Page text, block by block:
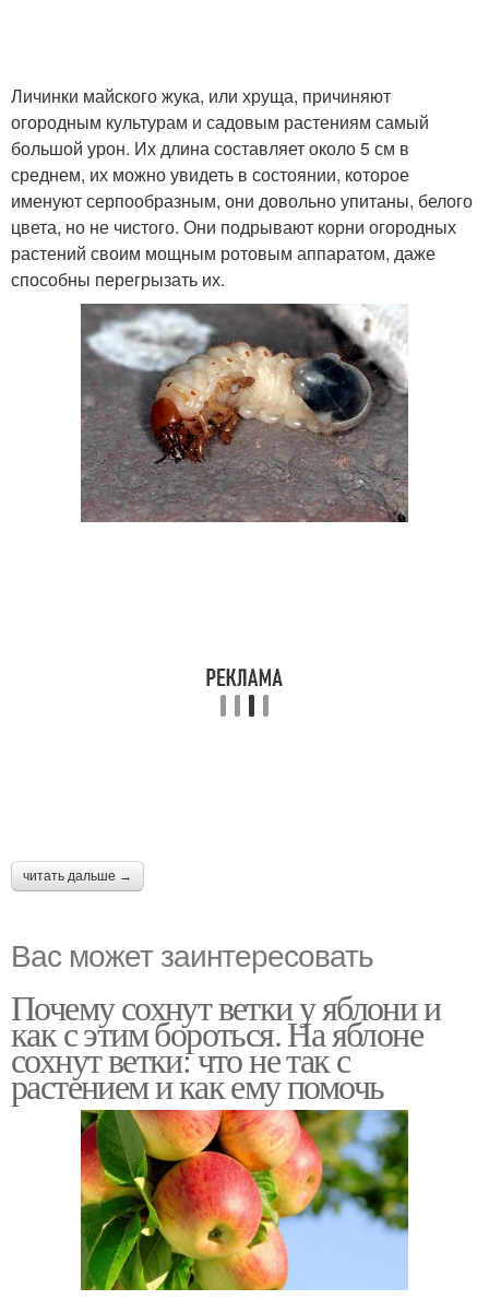
Личинки майского жука, или хруща, причиняют
огородным культурам и садовым растениям самый
большой урон. Их длина составляет около 5 см в
среднем, их можно увидеть в состоянии, которое
именуют серпообразным, они довольно упитаны, белого
цвета, но не чистого. Они подрывают корни огородных
растений своим мощным ротовым аппаратом, даже
способны перегрызать их.
читать дальше →
Вас может заинтересовать
Почему сохнут ветки у яблони и
как с этим бороться. На яблоне
сохнут ветки: что не так с
растением и как ему помочь